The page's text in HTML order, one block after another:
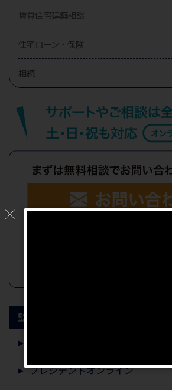
賃貸住宅建築相談
住宅ローン・保険
相続
監修記事掲載メディア
プレジデントオンライン